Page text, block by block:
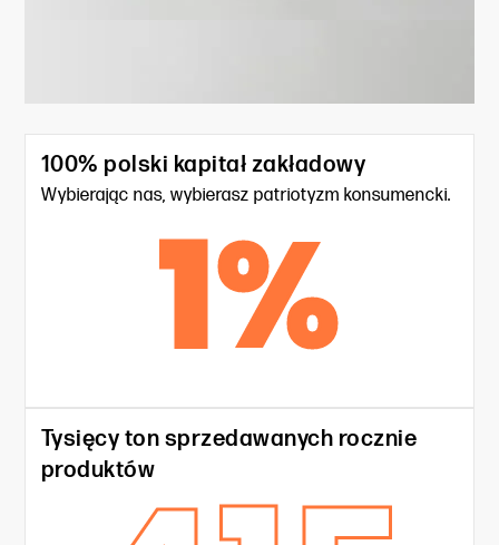
100% polski kapitał zakładowy
Wybierając nas, wybierasz patriotyzm konsumencki.
1%
Tysięcy ton sprzedawanych rocznie
produktów